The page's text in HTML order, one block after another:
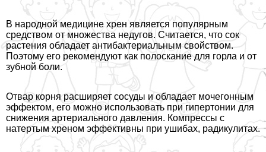
В народной медицине хрен является популярным
средством от множества недугов. Считается, что сок
растения обладает антибактериальным свойством.
Поэтому его рекомендуют как полоскание для горла и от
зубной боли.
Отвар корня расширяет сосуды и обладает мочегонным
эффектом, его можно использовать при гипертонии для
снижения артериального давления. Компрессы с
натертым хреном эффективны при ушибах, радикулитах.